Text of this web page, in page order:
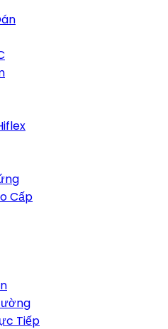
Cấp
Tiếp